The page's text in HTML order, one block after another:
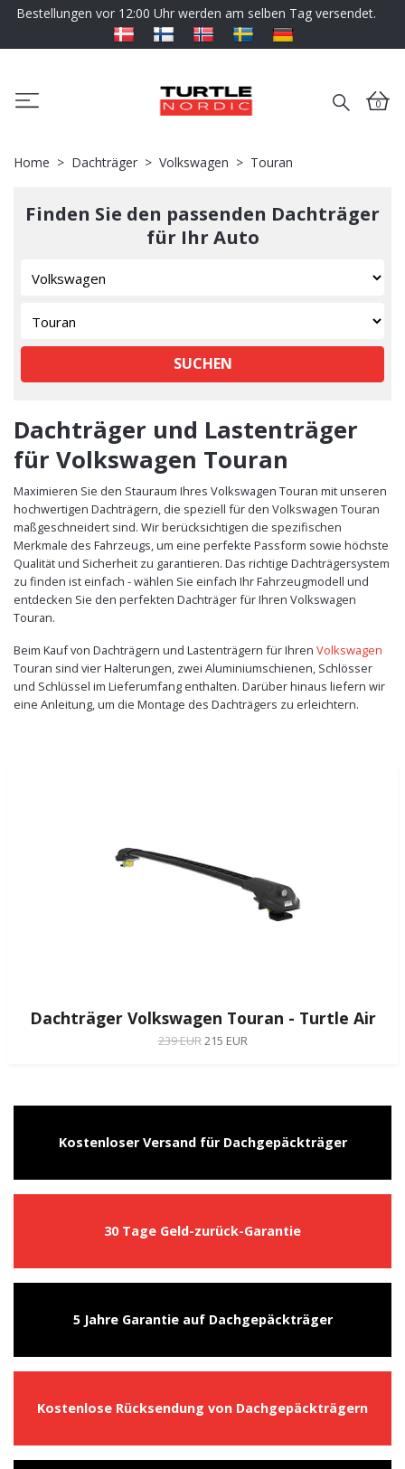
Bestellungen vor 12:00 Uhr werden am selben Tag versendet.
0
Home Dachträger Volkswagen Touran
Finden Sie den passenden Dachträger
für Ihr Auto
SUCHEN
Dachträger und Lastenträger
für Volkswagen Touran
Maximieren Sie den Stauraum Ihres Volkswagen Touran mit unseren
hochwertigen Dachträgern, die speziell für den Volkswagen Touran
maßgeschneidert sind. Wir berücksichtigen die spezifischen
Merkmale des Fahrzeugs, um eine perfekte Passform sowie höchste
Qualität und Sicherheit zu garantieren. Das richtige Dachträgersystem
zu finden ist einfach - wählen Sie einfach Ihr Fahrzeugmodell und
entdecken Sie den perfekten Dachträger für Ihren Volkswagen
Touran.
Beim Kauf von Dachträgern und Lastenträgern für Ihren Volkswagen
Touran sind vier Halterungen, zwei Aluminiumschienen, Schlösser
und Schlüssel im Lieferumfang enthalten. Darüber hinaus liefern wir
eine Anleitung, um die Montage des Dachträgers zu erleichtern.
Dachträger Volkswagen Touran - Turtle Air
239 EUR215 EUR
Kostenloser Versand für Dachgepäckträger
30 Tage Geld-zurück-Garantie
5 Jahre Garantie auf Dachgepäckträger
Kostenlose Rücksendung von Dachgepäckträgern